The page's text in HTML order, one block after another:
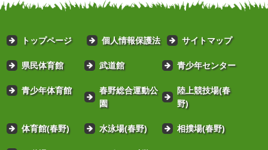
トップページ 個人情報保護法 サイトマップ
県民体育館 武道館 青少年センター
青少年体育館
春野総合運動公
園
陸上競技場(春
野)
体育館(春野) 水泳場(春野) 相撲場(春野)